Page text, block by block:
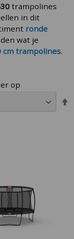
trampolines
in dit
ronde
wat je
cm trampolines.
op